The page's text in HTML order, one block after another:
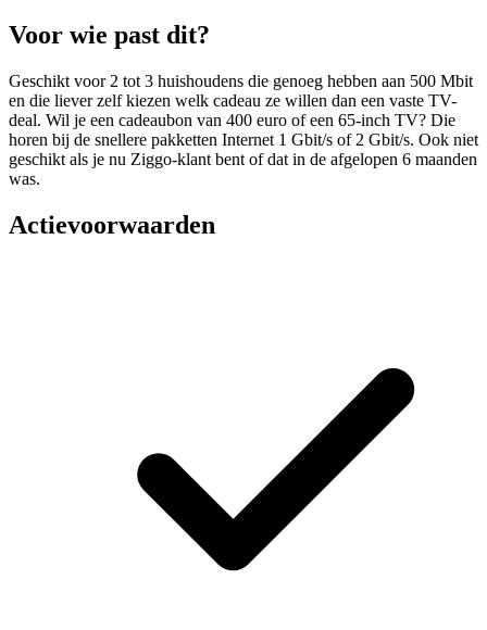
Voor wie past dit?
Geschikt voor 2 tot 3 huishoudens die genoeg hebben aan 500 Mbit
en die liever zelf kiezen welk cadeau ze willen dan een vaste TV-
deal. Wil je een cadeaubon van 400 euro of een 65-inch TV? Die
horen bij de snellere pakketten Internet 1 Gbit/s of 2 Gbit/s. Ook niet
geschikt als je nu Ziggo-klant bent of dat in de afgelopen 6 maanden
was.
Actievoorwaarden